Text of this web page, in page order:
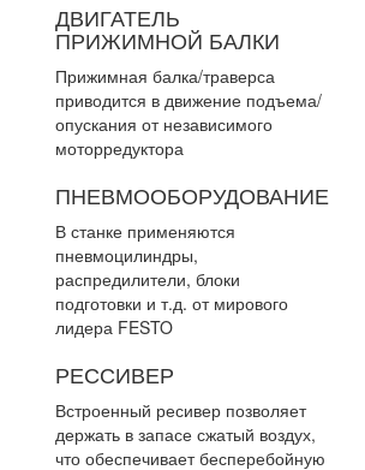
ДВИГАТЕЛЬ
ПРИЖИМНОЙ БАЛКИ
Прижимная балка/траверса
приводится в движение подъема/
опускания от независимого
моторредуктора
ПНЕВМООБОРУДОВАНИЕ
В станке применяются
пневмоцилиндры,
распредилители, блоки
подготовки и т.д. от мирового
лидера FESTO
РЕССИВЕР
Встроенный ресивер позволяет
держать в запасе сжатый воздух,
что обеспечивает бесперебойную